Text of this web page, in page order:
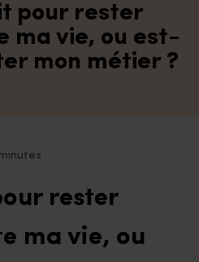
pour rester
ma vie, ou est-
mon métier ?
rester
ma vie, ou